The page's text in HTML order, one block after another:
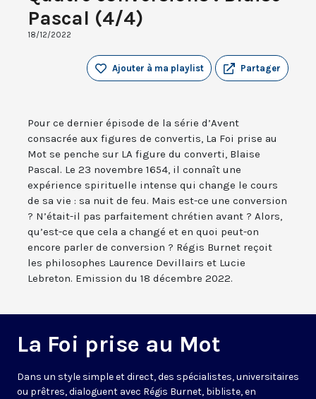
Pascal (4/4)
18/12/2022
Partager
Ajouter à ma playlist
Pour ce dernier épisode de la série d’Avent
consacrée aux figures de convertis, La Foi prise au
Mot se penche sur LA figure du converti, Blaise
Pascal. Le 23 novembre 1654, il connaît une
expérience spirituelle intense qui change le cours
de sa vie : sa nuit de feu. Mais est-ce une conversion
? N’était-il pas parfaitement chrétien avant ? Alors,
qu’est-ce que cela a changé et en quoi peut-on
encore parler de conversion ? Régis Burnet reçoit
les philosophes Laurence Devillairs et Lucie
Lebreton. Emission du 18 décembre 2022.
La Foi prise au Mot
Dans un style simple et direct, des spécialistes, universitaires
ou prêtres, dialoguent avec Régis Burnet, bibliste, en